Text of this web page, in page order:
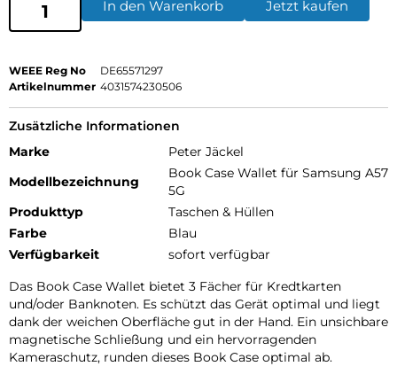
In den Warenkorb Jetzt kaufen
WEEE Reg No
DE65571297
Artikelnummer 4031574230506
Zusätzliche Informationen
Marke
Peter Jäckel
Modellbezeichnung
Book Case Wallet für Samsung A57
5G
Produkttyp
Taschen & Hüllen
Farbe
Blau
Verfügbarkeit
sofort verfügbar
Das Book Case Wallet bietet 3 Fächer für Kredtkarten
und/oder Banknoten. Es schützt das Gerät optimal und liegt
dank der weichen Oberfläche gut in der Hand. Ein unsichbare
magnetische Schließung und ein hervorragenden
Kameraschutz, runden dieses Book Case optimal ab.